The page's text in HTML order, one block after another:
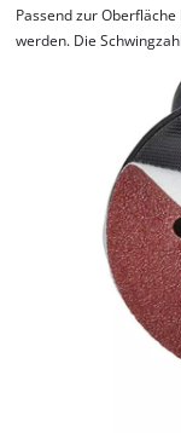
Passend zur
werden. Die